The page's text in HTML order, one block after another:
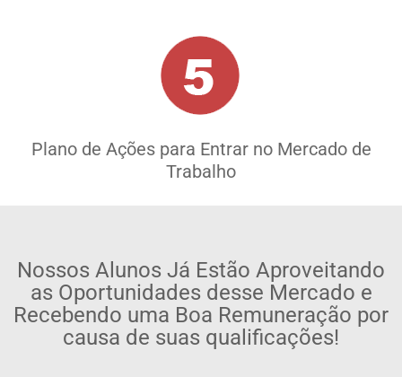
Plano de Ações para Entrar no Mercado de
Trabalho
Nossos Alunos Já Estão Aproveitando
as Oportunidades desse Mercado e
Recebendo uma Boa Remuneração por
causa de suas qualificações!